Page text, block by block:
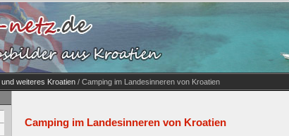
weiteres Kroatien / Camping im Landesinneren von Kroatien
Camping im Landesinneren von Kroatien